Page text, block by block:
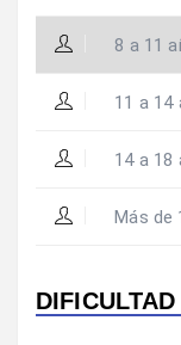
8 a 11
11 a 14
14 a 18
Más de
DIFICULTAD